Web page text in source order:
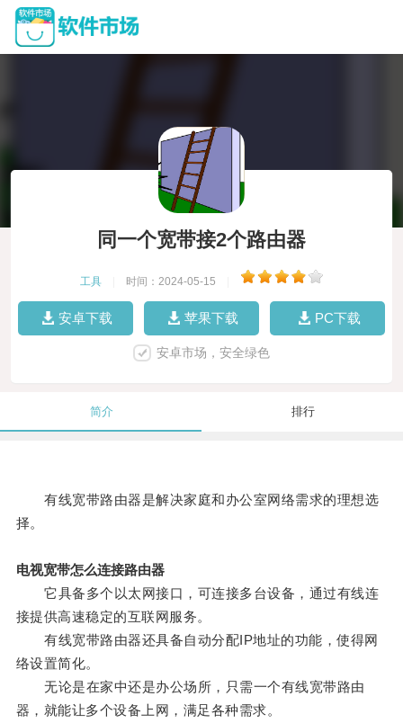
同一个宽带接2个路由器
工具 时间：2024-05-15
安卓下载 苹果下载 PC下载
安卓市场，安全绿色
简介 排行
有线宽带路由器是解决家庭和办公室网络需求的理想选
择。
电视宽带怎么连接路由器
它具备多个以太网接口，可连接多台设备，通过有线连
接提供高速稳定的互联网服务。
有线宽带路由器还具备自动分配IP地址的功能，使得网
络设置简化。
无论是在家中还是办公场所，只需一个有线宽带路由
器，就能让多个设备上网，满足各种需求。